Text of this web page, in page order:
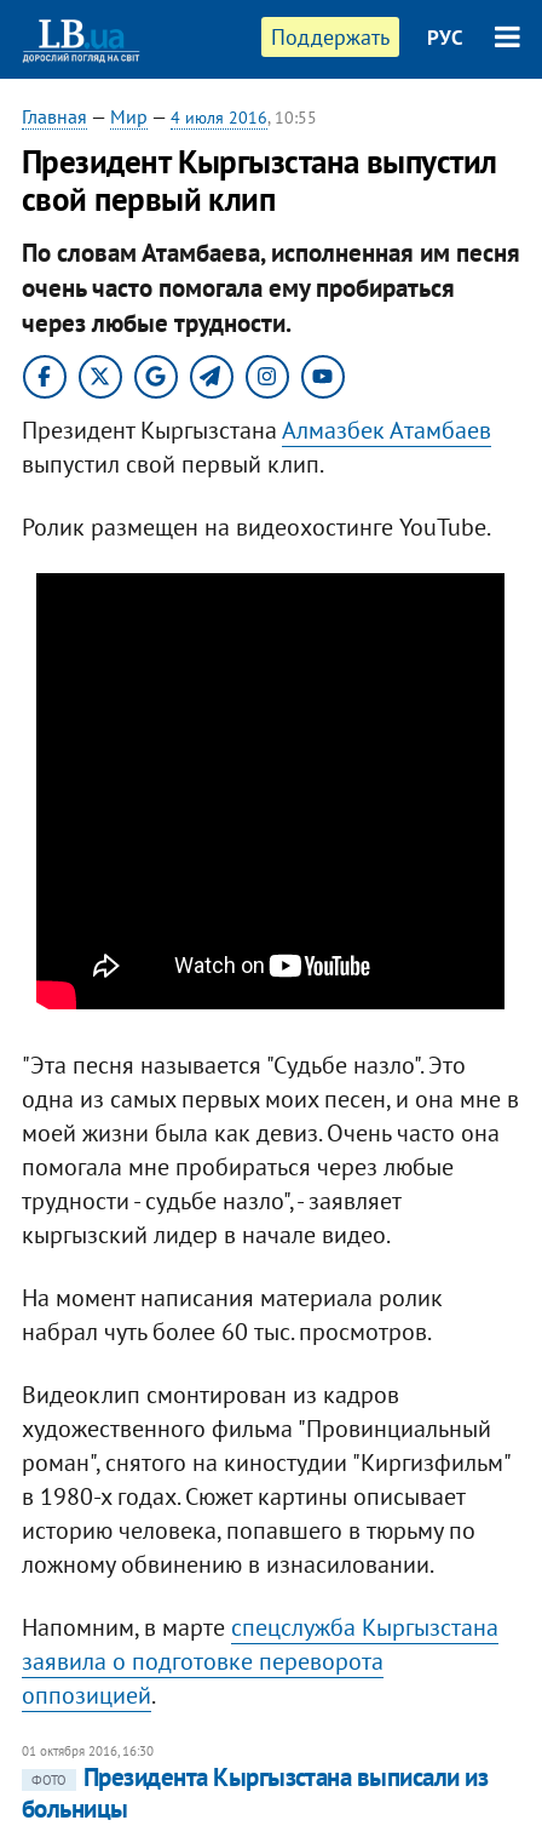
Поддержать РУС
Главная — Мир — 4 июля 2016, 10:55
​Президент Кыргызстана выпустил
свой первый клип
По словам Атамбаева, исполненная им песня
очень часто помогала ему пробираться
через любые трудности.
Президент КыргызстанаАлмазбек Атамбаев
выпустил свой первый клип.
Ролик размещен на видеохостинге YouTube.
"Эта песня называется "Судьбе назло". Это
одна из самых первых моих песен, и она мне в
моей жизни была как девиз. Очень часто она
помогала мне пробираться через любые
трудности - судьбе назло", - заявляет
кыргызский лидер в начале видео.
На момент написания материала ролик
набрал чуть более 60 тыс. просмотров.
Видеоклип смонтирован из кадров
художественного фильма "Провинциальный
роман", снятого на киностудии "Киргизфильм"
в 1980-х годах. Сюжет картины описывает
историю человека, попавшего в тюрьму по
ложному обвинению в изнасиловании.
Напомним, в марте спецслужба Кыргызстана
заявила о подготовке переворота
оппозицией.
01 октября 2016, 16:30
ФОТО
Президента Кыргызстана выписали из
больницы